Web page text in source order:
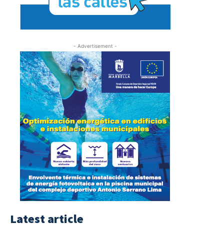
- Advertisement -
Latest article